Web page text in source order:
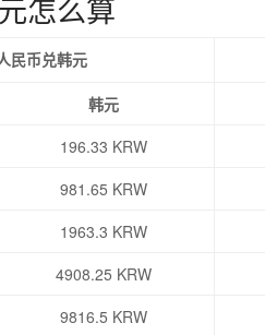
怎么算
民币兑韩元
韩元
196.33 KRW
981.65 KRW
1963.3 KRW
4908.25 KRW
9816.5 KRW